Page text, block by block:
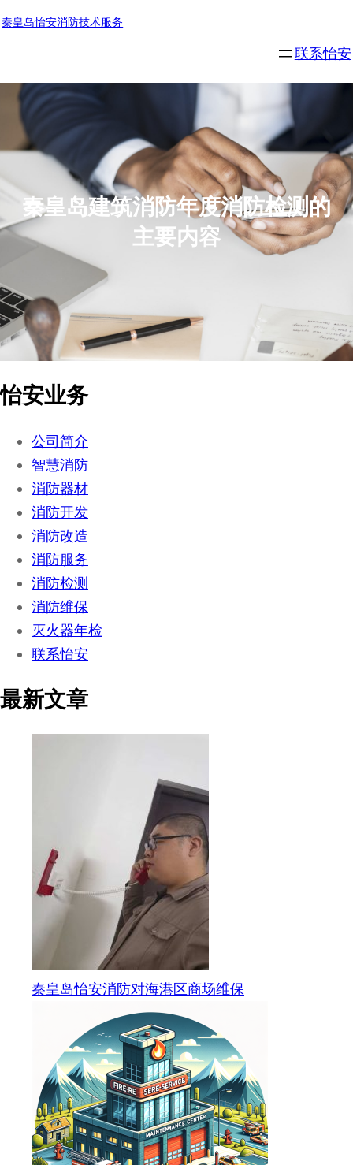
秦皇岛怡安消防技术服务
联系怡安
秦皇岛建筑消防年度消防检测的
主要内容
怡安业务
公司简介
智慧消防
消防器材
消防开发
消防改造
消防服务
消防检测
消防维保
灭火器年检
联系怡安
最新文章
秦皇岛怡安消防对海港区商场维保